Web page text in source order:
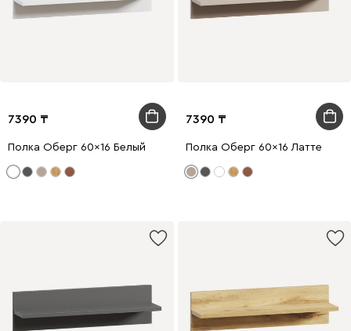
7390
Полка Оберг 60x16 Белый
7390
Полка Оберг 60x16 Латте